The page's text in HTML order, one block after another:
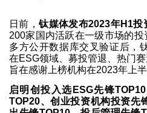
日前，钛媒体发布2023年H1投
200家国内活跃在一级市场的
多方公开数据库交叉验证后，
在ESG领域、募投管退、热门
旨在感谢上榜机构在2023年上
启明创投入选 ESG先锋TOP10
TOP20、创业投资机构投资先